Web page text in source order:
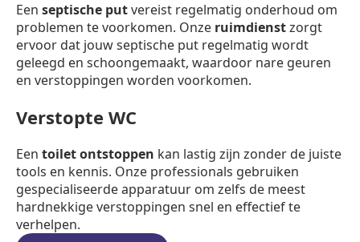
Een septische putvereist regelmatig onderhoud om
problemen te voorkomen. Onze ruimdienstzorgt
ervoor dat jouw septische put regelmatig wordt
geleegd en schoongemaakt, waardoor nare geuren
en verstoppingen worden voorkomen.
Verstopte WC
Een toilet ontstoppen kan lastig zijn zonder de juiste
tools en kennis. Onze professionals gebruiken
gespecialiseerde apparatuur om zelfs de meest
hardnekkige verstoppingen snel en effectief te
verhelpen.